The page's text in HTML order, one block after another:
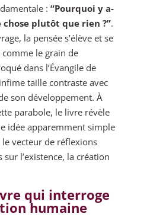
: “Pourquoi y a-
plutôt que rien ?”.
la pensée s’élève et se
le grain de
dans l’Évangile de
taille contraste avec
son développement. À
parabole, le livre révèle
idée apparemment simple
vecteur de réflexions
sur l’existence, la création
qui interroge
humaine